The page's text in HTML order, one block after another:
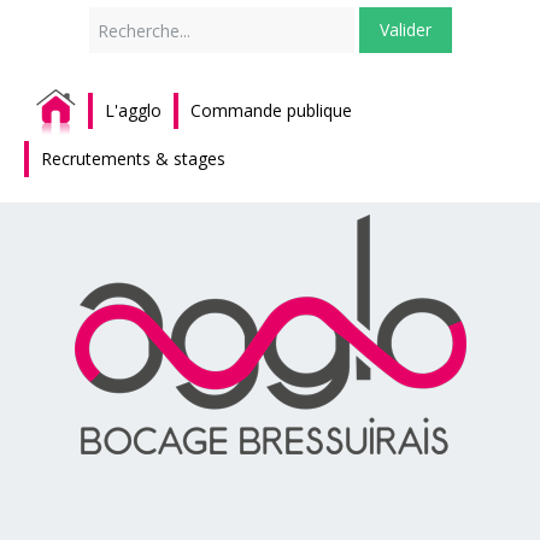
Valider
L'agglo Commande publique
Recrutements & stages